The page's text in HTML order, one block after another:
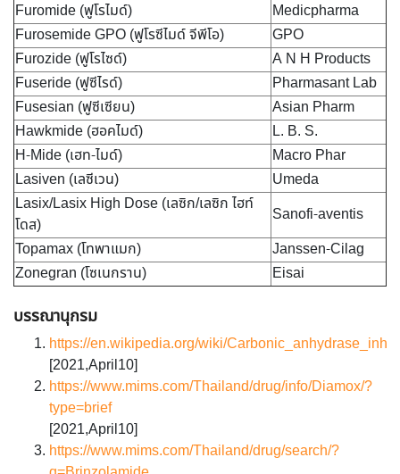
Furomide (ฟูโรไมด์)
Medicpharma
Furosemide GPO (ฟูโรซีไมด์ จีพีโอ)
GPO
Furozide (ฟูโรไซด์)
A N H Products
Fuseride (ฟูซีไรด์)
Pharmasant Lab
Fusesian (ฟูซีเซียน)
Asian Pharm
Hawkmide (ฮอคไมด์)
L. B. S.
H-Mide (เฮท-ไมด์)
Macro Phar
Lasiven (เลซีเวน)
Umeda
Lasix/Lasix High Dose (เลซิก/เลซิก ไฮท์
โดส)
Sanofi-aventis
Topamax (โทพาแมก)
Janssen-Cilag
Zonegran (โซเนกราน)
Eisai
บรรณานุกรม
https://en.wikipedia.org/wiki/
[2021,April10]
https://www.mims.com/Thailand/drug/info/Diamox/?
type=brief
[2021,April10]
https://www.mims.com/Thailand/drug/search/?